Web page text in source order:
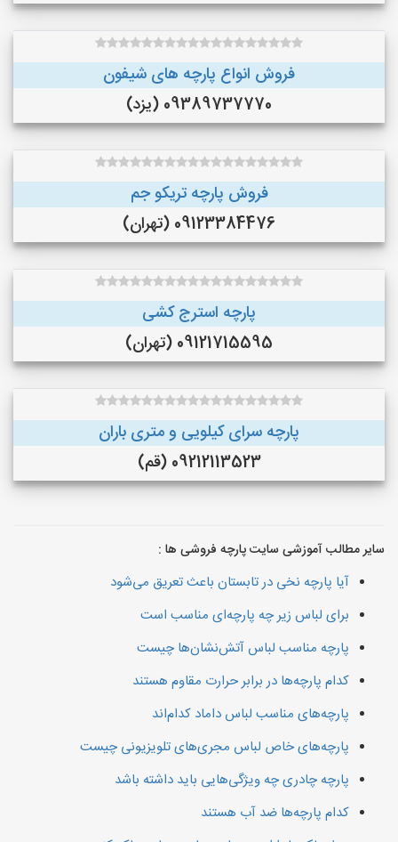
فروش انواع پارچه های شیفون
09389737770 (یزد)
فروش پارچه تریکو جم
09123384476 (تهران)
پارچه استرج کشی
09121715595 (تهران)
پارچه سرای کیلویی و متری باران
09212113523 (قم)
سایر مطالب آموزشی سایت پارچه فروشی ها :
آیا پارچه نخی در تابستان باعث تعریق می‌شود
برای لباس‌ زیر چه پارچه‌ای مناسب است
پارچه مناسب لباس آتش‌نشان‌ها چیست
کدام پارچه‌ها در برابر حرارت مقاوم هستند
پارچه‌های مناسب لباس داماد کدام‌اند
پارچه‌های خاص لباس مجری‌های تلویزیونی چیست
پارچه چادری چه ویژگی‌هایی باید داشته باشد
کدام پارچه‌ها ضد آب هستند